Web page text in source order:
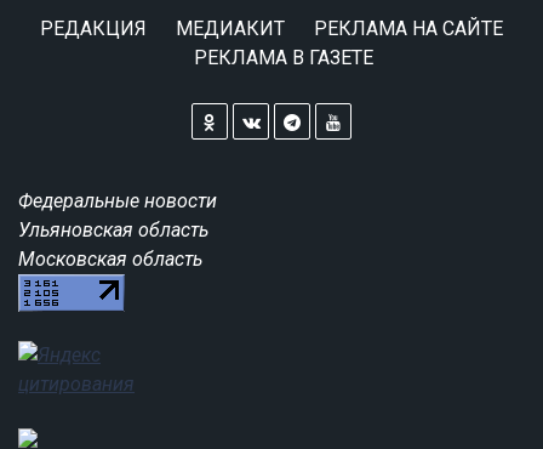
РЕДАКЦИЯ МЕДИАКИТ
РЕКЛАМА НА САЙТЕ
РЕКЛАМА В ГАЗЕТЕ
Федеральные новости
Ульяновская область
Московская область